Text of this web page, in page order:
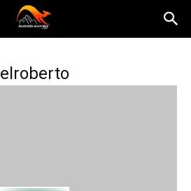
elroberto